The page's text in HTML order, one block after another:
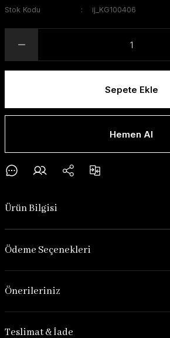
Stok Kodu ij_KG100406
Sepete Ekle
Hemen Al
Ürün Bilgisi
Ödeme Seçenekleri
Önerileriniz
Teslimat & İade